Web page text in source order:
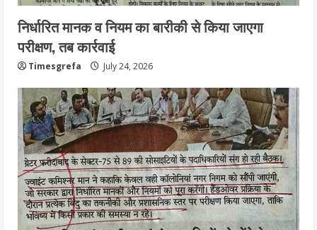
निर्धारित मानक व नियम का बारीकी से किया जाएगा
परीक्षण, तब कार्रवाई
Timesgrefa July 24, 2026